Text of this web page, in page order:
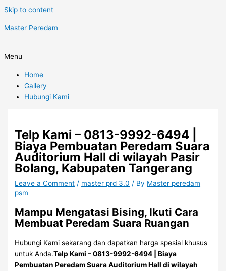
Skip to content
Master Peredam
Menu
Home
Gallery
Hubungi Kami
Telp Kami – 0813-9992-6494 |
Biaya Pembuatan Peredam Suara
Auditorium Hall di wilayah Pasir
Bolang, Kabupaten Tangerang
Leave a Comment / master prd 3.0 / By Master peredam
psm
Mampu Mengatasi Bising, Ikuti Cara
Membuat Peredam Suara Ruangan
Hubungi Kami sekarang dan dapatkan harga spesial khusus
untuk Anda.Telp Kami – 0813-9992-6494 | Biaya
Pembuatan Peredam Suara Auditorium Hall di wilayah